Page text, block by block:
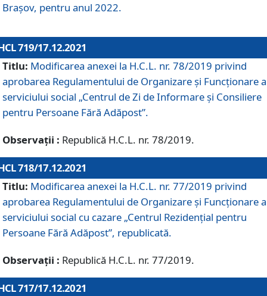
Brașov, pentru anul 2022.
719/17.12.2021
Titlu: Modificarea anexei la H.C.L. nr. 78/2019 privind
aprobarea Regulamentului de Organizare și Funcționare
serviciului social „Centrul de Zi de Informare şi Consiliere
pentru Persoane Fără Adăpost”.
Observații : Republică H.C.L. nr. 78/2019.
718/17.12.2021
Titlu: Modificarea anexei la H.C.L. nr. 77/2019 privind
aprobarea Regulamentului de Organizare și Funcționare
serviciului social cu cazare „Centrul Rezidențial pentru
Persoane Fără Adăpost”, republicată.
Observații : Republică H.C.L. nr. 77/2019.
717/17.12.2021